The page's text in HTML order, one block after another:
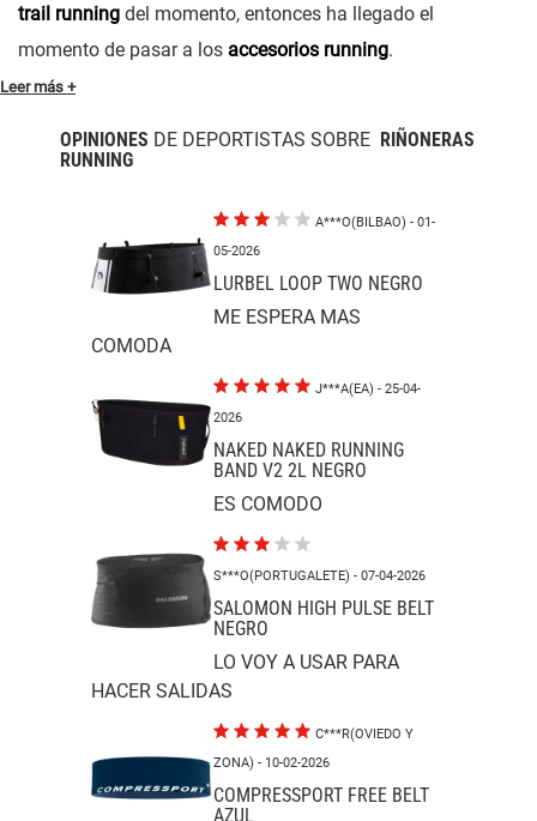
trail running del momento, entonces ha llegado el
momento de pasar a los accesorios running.
Leer más +
OPINIONES DE DEPORTISTAS SOBRE RIÑONERAS
RUNNING
A***O(BILBAO) - 01-
05-2026
LURBEL LOOP TWO NEGRO
ME ESPERA MAS
COMODA
J***A(EA) - 25-04-
2026
NAKED NAKED RUNNING
BAND V2 2L NEGRO
ES COMODO
S***O(PORTUGALETE) - 07-04-2026
SALOMON HIGH PULSE BELT
NEGRO
LO VOY A USAR PARA
HACER SALIDAS
C***R(OVIEDO Y
ZONA) - 10-02-2026
COMPRESSPORT FREE BELT
AZUL